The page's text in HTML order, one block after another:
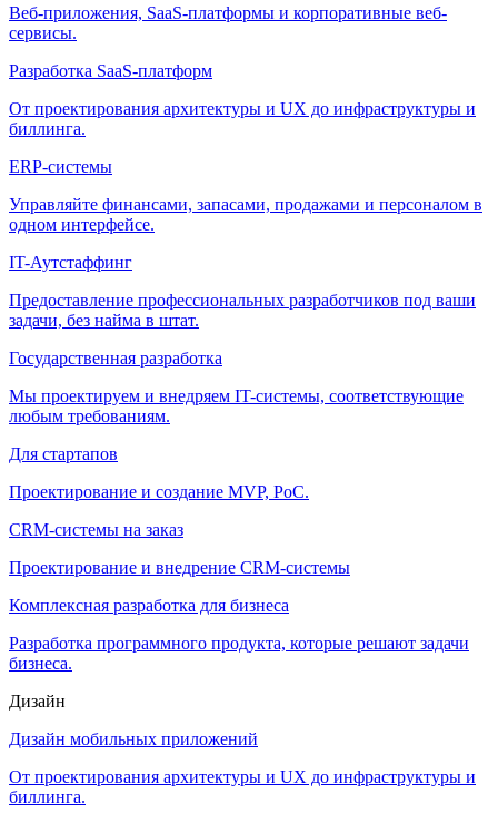
Веб-приложения, SaaS-платформы и корпоративные веб-
сервисы.
Разработка SaaS-платформ
От проектирования архитектуры и UX до инфраструктуры и
биллинга.
ERP-системы
Управляйте финансами, запасами, продажами и персоналом в
одном интерфейсе.
IT-Аутстаффинг
Предоставление профессиональных разработчиков под ваши
задачи, без найма в штат.
Государственная разработка
Мы проектируем и внедряем IT-системы, соответствующие
любым требованиям.
Для стартапов
Проектирование и создание MVP, PoC.
CRM-системы на заказ
Проектирование и внедрение CRM-системы
Комплексная разработка для бизнеса
Разработка программного продукта, которые решают задачи
бизнеса.
Дизайн
Дизайн мобильных приложений
От проектирования архитектуры и UX до инфраструктуры и
биллинга.